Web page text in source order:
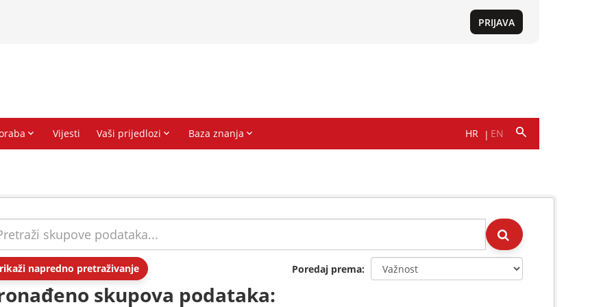
napredno pretraživanje Poredaj prema
skupova podataka: